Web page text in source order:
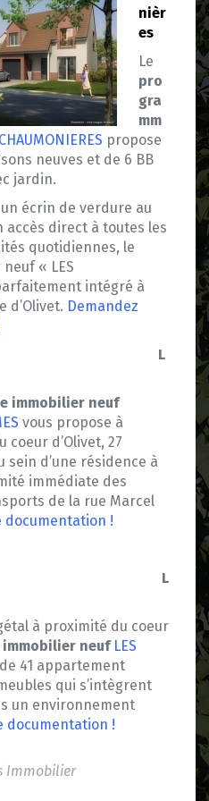
nièr
es
Le
pro
gra
mm
propose
neuves et de 6 BB
jardin.
écrin de verdure au
accès direct à toutes les
quotidiennes, le
« LES
intégré à
d’Olivet. Demandez
L
immobilier neuf
vous propose à
d’Olivet, 27
d’une résidence à
immédiate des
de la rue Marcel
documentation !
L
à proximité du coeur
immobilier neuf LES
41 appartement
qui s’intègrent
un environnement
documentation !
Immobilier